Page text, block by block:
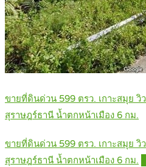
ขายที่ดินด่วน 599 ตรว. เกาะสมุย วิ
สุราษฎร์ธานี น้ำตกหน้าเมือง 6 กม.
ขายที่ดินด่วน 599 ตรว. เกาะสมุย วิ
สุราษฎร์ธานี น้ำตกหน้าเมือง 6 กม.